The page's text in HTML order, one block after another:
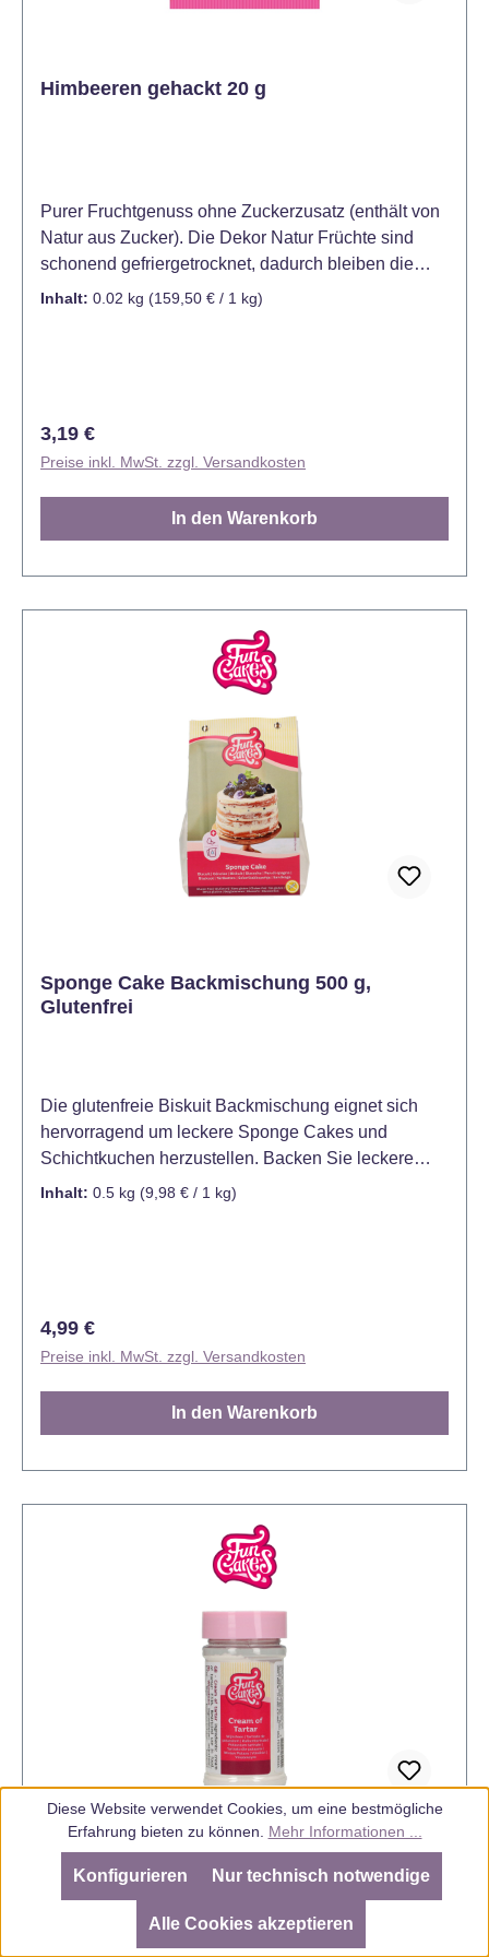
Himbeeren gehackt 20 g
Purer Fruchtgenuss ohne Zuckerzusatz (enthält von
Natur aus Zucker). Die Dekor Natur Früchte sind
schonend gefriergetrocknet, dadurch bleiben die
wertgebenden Bestandteile weitestgehend erhalten.
Dekorieren setzen Sie damit ein farbenfrohes
Highlight auf Kuchen, Muffins, Cupcakes und
Desserts. 20 g gefriergetrocknete gehackte
Himbeeren entsprechen ca. 130 g frischen
lichtgeschützt lagern. Beutel nach dem Öffnen
unterliegen bei Naturprodukten natürlichen
Inhalt: 0.02 kg (159,50 € / 1 kg)
Regulärer Preis:
3,19 €
Preise inkl. MwSt. zzgl. Versandkosten
In den Warenkorb
Sponge Cake Backmischung 500 g,
Glutenfrei
Die glutenfreie Biskuit Backmischung eignet sich
hervorragend um leckere Sponge Cakes und
Schichtkuchen herzustellen. Backen Sie leckere
Biskuit Kuchen mit der FunCakes
Werk hergestellt. FunCakes kann garantieren, dass
die Mischungen weniger als 20 mg / 20 ppm Gluten
per Kilo enthalten. Die meisten Menschen mit
Glutenunverträglichkeit oder –sensitivität bekommen
jeder, der eine strikte Gluten-frei Diät betreibt, mit
°C (Heissluftofen 165 °C) vor. Die Backmischung
eignet sich für einen Ø 20 cm Torte. Verarbeiten Sie
ml Wasser in einer Schüssel. Mixen Sie dieses 8-10
Minuten mit hoher Geschwindigkeit und giessen Sie
die Fülling in einer eingefetten Backform. Die
Backzeit beträgt 35-40 Minuten.
Inhalt: 0.5 kg (9,98 € / 1 kg)
Regulärer Preis:
4,99 €
Preise inkl. MwSt. zzgl. Versandkosten
In den Warenkorb
Cream of Tartar / Kaliumtartrate 80 g
Diese Website verwendet Cookies, um eine bestmögliche
Erfahrung bieten zu können. Mehr Informationen ...
Nur technisch notwendige
Konfigurieren
Alle Cookies akzeptieren
SEHR GUT
Bewertungen bei: ebay.de, amazon.de, amazon.it, shopvote.de ⓘ
Informationen zur Echtheit der Bewertungen